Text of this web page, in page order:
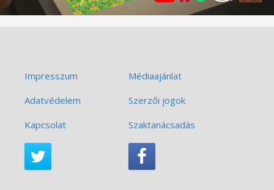
Impresszum
Médiaajánlat
Adatvédelem
Szerzői jogok
Kapcsolat
Szaktanácsadás